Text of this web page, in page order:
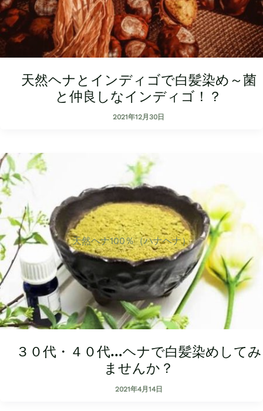
天然ヘナとインディゴで白髪染め～菌
と仲良しなインディゴ！？
2021年12月30日
天然ヘナ100％（ハナヘナ）
３０代・４０代…ヘナで白髪染めしてみ
ませんか？
2021年4月14日